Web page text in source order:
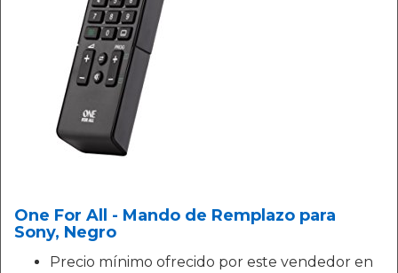
One For All - Mando de Remplazo para
Sony, Negro
Precio mínimo ofrecido por este vendedor en